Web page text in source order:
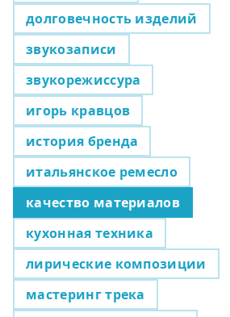
долговечность изделий
звукозаписи
звукорежиссура
игорь кравцов
история бренда
итальянское ремесло
качество материалов
кухонная техника
лирические композиции
мастеринг трека